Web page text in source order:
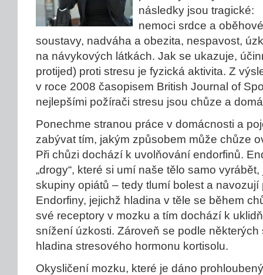
následky jsou tragické:
nemoci srdce a oběhové
soustavy, nadváha a obezita, nespavost,
na návykových látkách. Jak se ukazuje,
protijed) proti stresu je fyzická aktivita. Z
v roce 2008 časopisem British Journal of
nejlepšími požírači stresu jsou chůze a
Ponechme stranou práce v domácnosti a
zabývat tím, jakým způsobem může chůze
Při chůzi dochází k uvolňování endorfinů.
„drogy“, které si umí naše tělo samo
skupiny opiátů – tedy tlumí bolest a navozují
Endorfiny, jejichž hladina v těle se během
své receptory v mozku a tím dochází k
snížení úzkosti. Zároveň se podle některých
hladina stresového hormonu kortisolu.
Okysličení mozku, které je dáno